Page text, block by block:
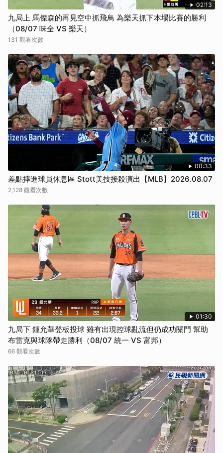
02:13
九局上 馬傑森的再見空中抓飛鳥 為樂天抓下本場比賽的勝利
（08/07 味全 VS 樂天）
131 觀看次數
00:33
差點摔進球員休息區 Stott美技接殺演出【MLB】2026.08.07
2,128 觀看次數
01:30
九局下 鍾允華登板投球 雖有出現控球亂流但仍成功關門 幫助
布雷克與球隊帶走勝利（08/07 統一 VS 富邦）
66 觀看次數